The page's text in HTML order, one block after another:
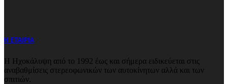
Η ΕΤΑΙΡΙΑ
Η Ηχοκάλυψη από το 1992 έως και σήμερα ειδικεύεται στις
αναβαθμίσεις στερεοφωνικών των αυτοκίνητων αλλά και των
σπιτιών.